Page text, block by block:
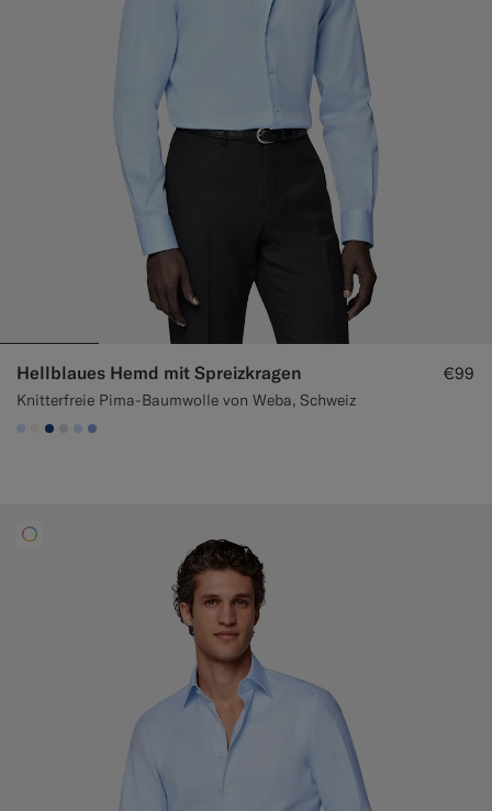
Hellblaues Hemd mit Spreizkragen
Knitterfreie Pima-Baumwolle von Weba, Schweiz
€99
#CCDCF9
#F1EFE8
#1C3D7A
#D9DADA
#CCDCF9
#82A1DC